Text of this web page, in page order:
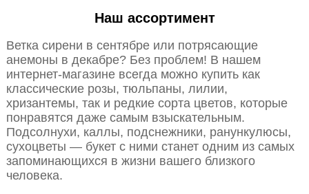
Наш ассортимент
Ветка сирени в сентябре или потрясающие
анемоны в декабре? Без проблем! В нашем
интернет-магазине всегда можно купить как
классические розы, тюльпаны, лилии,
хризантемы, так и редкие сорта цветов, которые
понравятся даже самым взыскательным.
Подсолнухи, каллы, подснежники, ранункулюсы,
сухоцветы — букет с ними станет одним из самых
запоминающихся в жизни вашего близкого
человека.